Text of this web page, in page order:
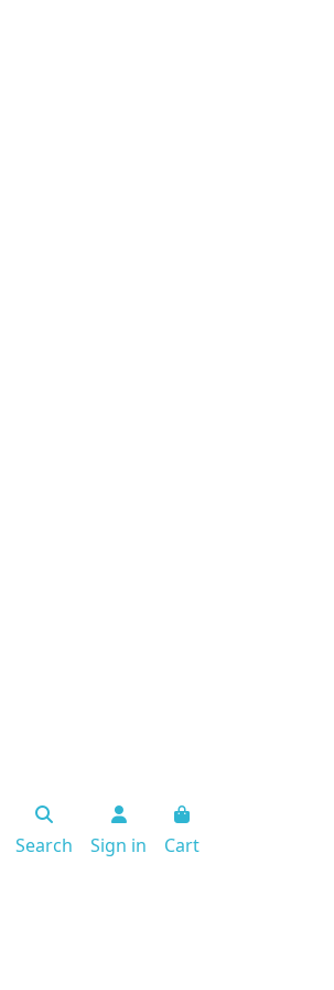
Search Sign in Cart